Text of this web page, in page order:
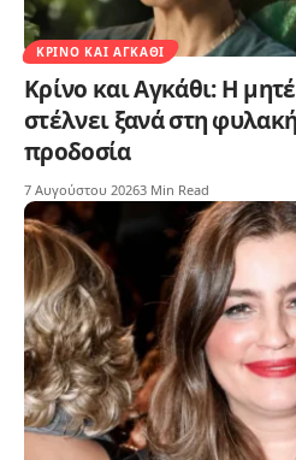
ΚΡΊΝΟ ΚΑΙ ΑΓΚΆΘΙ
Κρίνο και Αγκάθι: Η
στέλνει ξανά στη
προδοσία
7 Αυγούστου 20263 Min Read